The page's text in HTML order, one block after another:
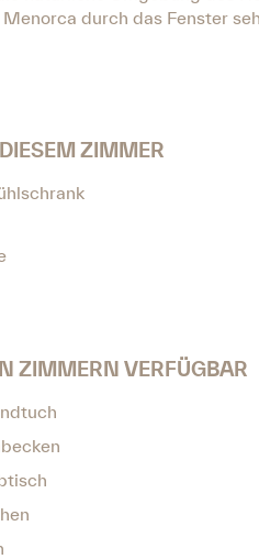
durch das Fenster
ZIMMER
ZIMMERN VERFÜGBAR